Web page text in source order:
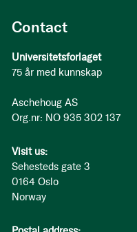
Contact
Universitetsforlaget
75 år med kunnskap
Aschehoug AS
Org.nr: NO 935 302 137
Visit us:
Sehesteds gate 3
0164 Oslo
Norway